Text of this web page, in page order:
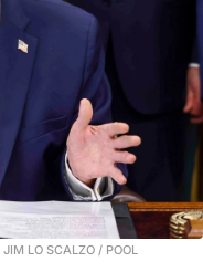
JIM LO SCALZO / POOL